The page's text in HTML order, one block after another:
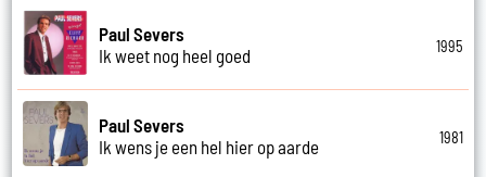
Paul Severs
Ik weet nog heel goed
1995
Paul Severs
Ik wens je een hel hier op aarde
1981